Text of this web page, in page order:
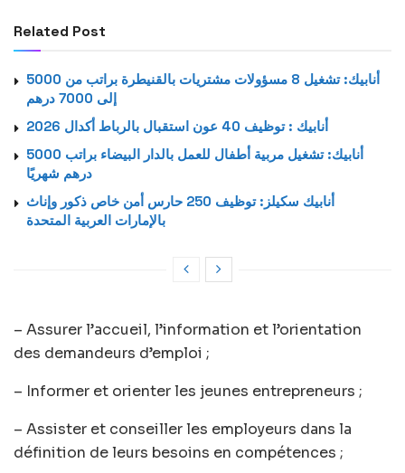
Related Post
أنابيك: تشغيل 8 مسؤولات مشتريات بالقنيطرة براتب من 5000
إلى 7000 درهم
أنابيك : توظيف 40 عون استقبال بالرباط أكدال 2026
أنابيك: تشغيل مربية أطفال للعمل بالدار البيضاء براتب 5000
درهم شهريًا
أنابيك سكيلز: توظيف 250 حارس أمن خاص ذكور وإناث
بالإمارات العربية المتحدة
– Assurer l’accueil, l’information et l’orientation
des demandeurs d’emploi ;
– Informer et orienter les jeunes entrepreneurs ;
– Assister et conseiller les employeurs dans la
définition de leurs besoins en compétences ;